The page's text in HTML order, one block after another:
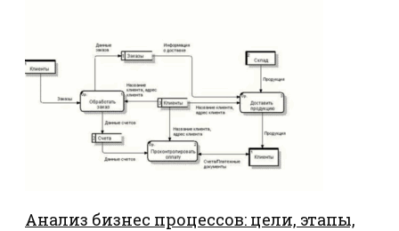
Анализ бизнес процессов: цели, этапы,